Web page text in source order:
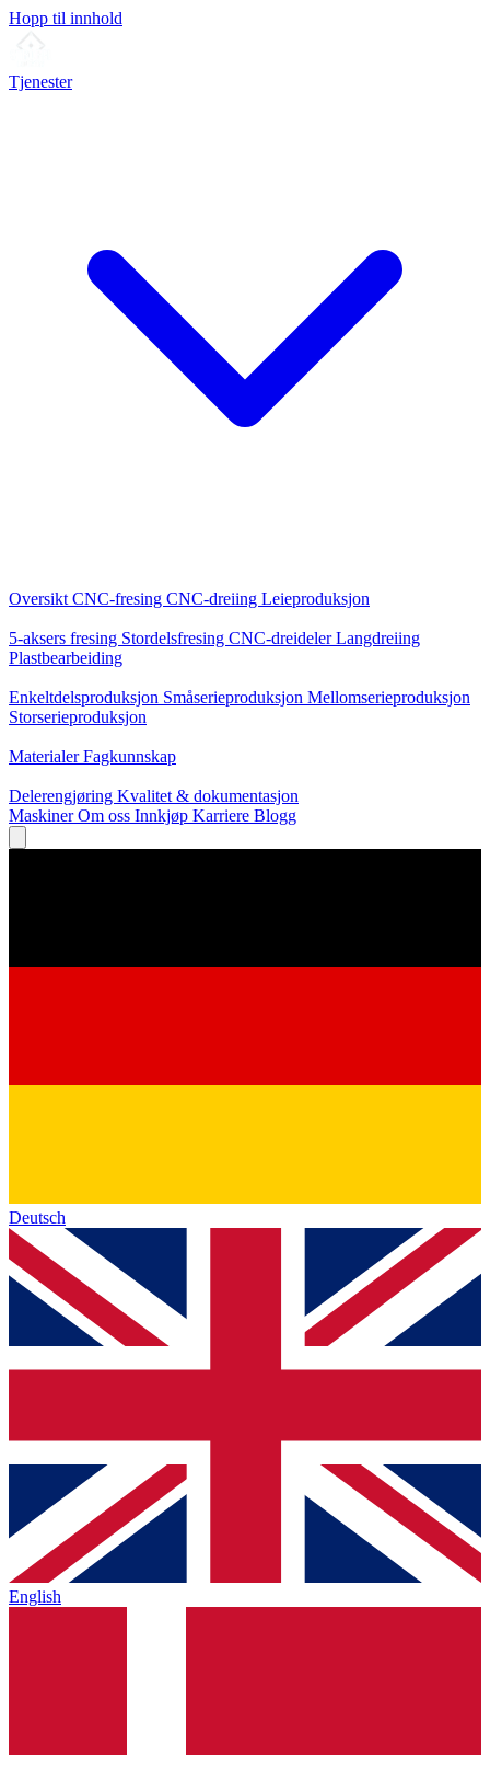
Hopp til innhold
Tjenester
Oversikt CNC-fresing CNC-dreiing Leieproduksjon
5-aksers fresing Stordelsfresing CNC-dreidelerLangdreiing
Plastbearbeiding
Enkeltdelsproduksjon Småserieproduksjon Mellomserieproduksjon
Storserieproduksjon
MaterialerFagkunnskap
Delerengjøring Kvalitet & dokumentasjon
MaskinerOm oss Innkjøp Karriere Blogg
Deutsch
English